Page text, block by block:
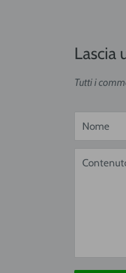
Lascia
Tutti i
Nome